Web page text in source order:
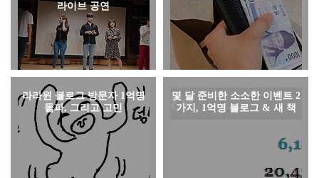
라이브 공연
라라윈 블로그 방문자 1억명
돌파, 그리고 고민
몇 달 준비한 소소한 이벤트 2
가지, 1억명 블로그 & 새 책